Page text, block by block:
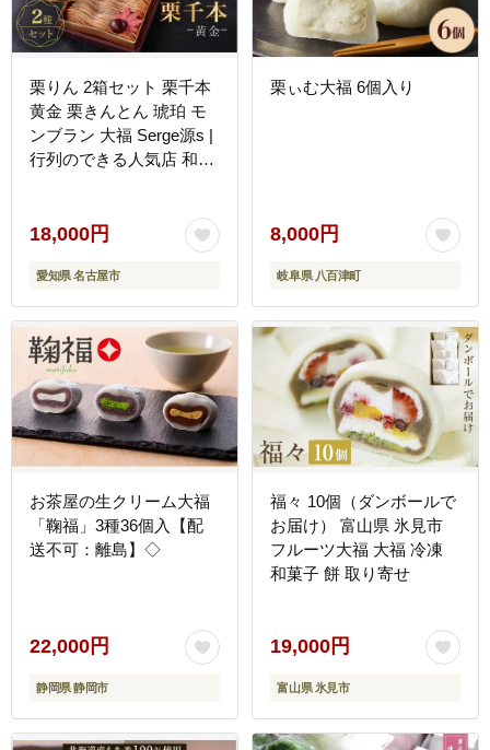
栗りん 2箱セット 栗千本
黄金 栗きんとん 琥珀 モ
ンブラン 大福 Serge源s |
行列のできる人気店 和ス
レゼント 贈り物 手土産
人気 おすすめ 送料無料
18,000円
愛知県 名古屋市
栗ぃむ大福 6個入り
8,000円
岐阜県 八百津町
お茶屋の生クリーム大福
「鞠福」3種36個入【配
送不可：離島】◇
22,000円
静岡県 静岡市
福々 10個（ダンボールで
お届け） 富山県 氷見市
フルーツ大福 大福 冷凍
和菓子 餅 取り寄せ
19,000円
富山県 氷見市